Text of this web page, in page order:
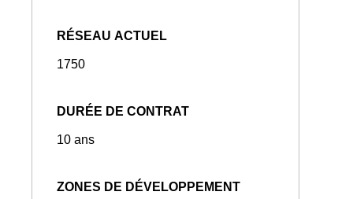
RÉSEAU ACTUEL
1750
DURÉE DE CONTRAT
10 ans
ZONES DE DÉVELOPPEMENT